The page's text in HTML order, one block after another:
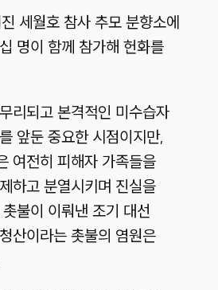
세월호 참사 추모 분향소에
명이 함께 참가해 헌화를
리되고 본격적인 미수습자
앞둔 중요한 시점이지만,
여전히 피해자 가족들을
하고 분열시키며 진실을
불이 이뤄낸 조기 대선
산이라는 촛불의 염원은